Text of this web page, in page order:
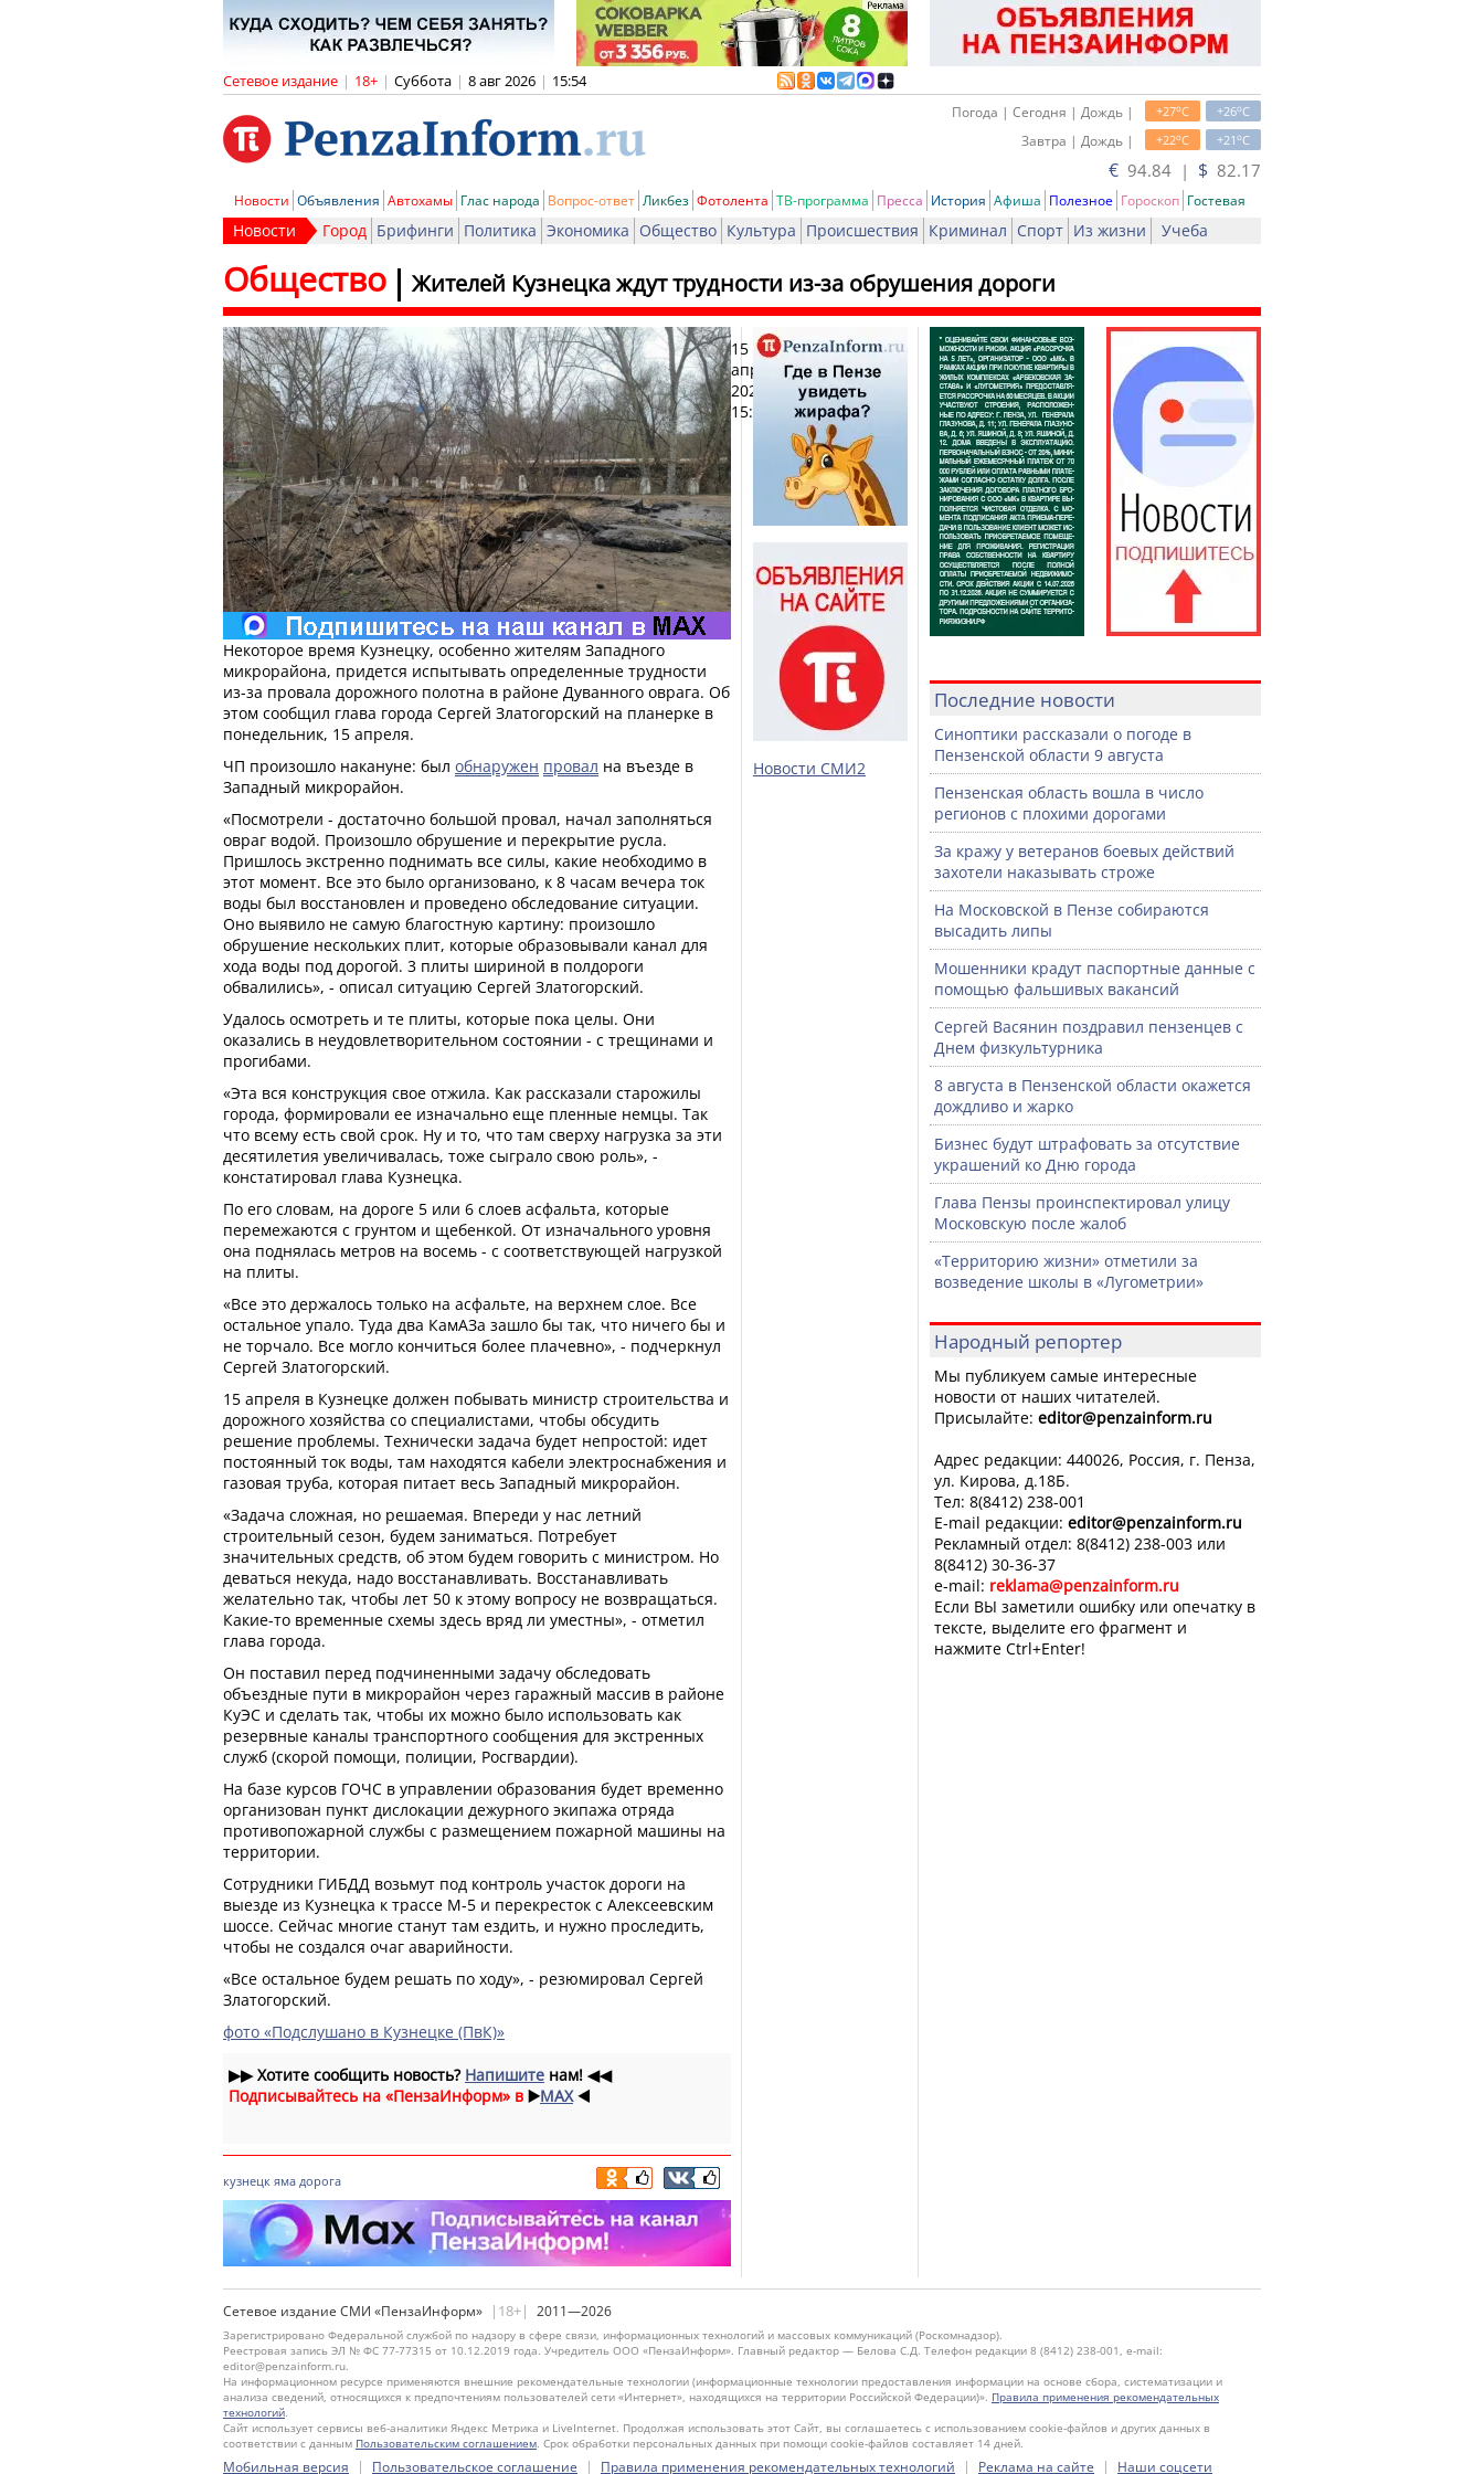
Сетевое издание | 18+ | Суббота | 8 авг 2026 | 15:54
+26oC
+27oC
Погода | Сегодня | Дождь |
+21oC
+22oC
Завтра | Дождь |
€ 94.84 | $ 82.17
Новости Объявления Автохамы Глас народа Вопрос-ответ Ликбез Фотолента ТВ-программа Пресса История Афиша Полезное Гороскоп Гостевая
Новости Город Брифинги Политика Экономика Общество Культура Происшествия Криминал Спорт Из жизни Учеба
Жителей Кузнецка ждут трудности из-за обрушения дороги
Общество
15
апреля
2024,
15:08
Печать
Некоторое время Кузнецку, особенно жителям Западного
микрорайона, придется испытывать определенные трудности
из-за провала дорожного полотна в районе Дуванного оврага. Об
этом сообщил глава города Сергей Златогорский на планерке в
понедельник, 15 апреля.
ЧП произошло накануне: был обнаружен провал на въезде в
Западный микрорайон.
«Посмотрели - достаточно большой провал, начал заполняться
овраг водой. Произошло обрушение и перекрытие русла.
Пришлось экстренно поднимать все силы, какие необходимо в
этот момент. Все это было организовано, к 8 часам вечера ток
воды был восстановлен и проведено обследование ситуации.
Оно выявило не самую благостную картину: произошло
обрушение нескольких плит, которые образовывали канал для
хода воды под дорогой. 3 плиты шириной в полдороги
обвалились», - описал ситуацию Сергей Златогорский.
Удалось осмотреть и те плиты, которые пока целы. Они
оказались в неудовлетворительном состоянии - с трещинами и
прогибами.
«Эта вся конструкция свое отжила. Как рассказали старожилы
города, формировали ее изначально еще пленные немцы. Так
что всему есть свой срок. Ну и то, что там сверху нагрузка за эти
десятилетия увеличивалась, тоже сыграло свою роль», -
констатировал глава Кузнецка.
По его словам, на дороге 5 или 6 слоев асфальта, которые
перемежаются с грунтом и щебенкой. От изначального уровня
она поднялась метров на восемь - с соответствующей нагрузкой
на плиты.
«Все это держалось только на асфальте, на верхнем слое. Все
остальное упало. Туда два КамАЗа зашло бы так, что ничего бы и
не торчало. Все могло кончиться более плачевно», - подчеркнул
Сергей Златогорский.
15 апреля в Кузнецке должен побывать министр строительства и
дорожного хозяйства со специалистами, чтобы обсудить
решение проблемы. Технически задача будет непростой: идет
постоянный ток воды, там находятся кабели электроснабжения и
газовая труба, которая питает весь Западный микрорайон.
«Задача сложная, но решаемая. Впереди у нас летний
строительный сезон, будем заниматься. Потребует
значительных средств, об этом будем говорить с министром. Но
деваться некуда, надо восстанавливать. Восстанавливать
желательно так, чтобы лет 50 к этому вопросу не возвращаться.
Какие-то временные схемы здесь вряд ли уместны», - отметил
глава города.
Он поставил перед подчиненными задачу обследовать
объездные пути в микрорайон через гаражный массив в районе
КуЭС и сделать так, чтобы их можно было использовать как
резервные каналы транспортного сообщения для экстренных
служб (скорой помощи, полиции, Росгвардии).
На базе курсов ГОЧС в управлении образования будет временно
организован пункт дислокации дежурного экипажа отряда
противопожарной службы с размещением пожарной машины на
территории.
Сотрудники ГИБДД возьмут под контроль участок дороги на
выезде из Кузнецка к трассе М-5 и перекресток с Алексеевским
шоссе. Сейчас многие станут там ездить, и нужно проследить,
чтобы не создался очаг аварийности.
«Все остальное будем решать по ходу», - резюмировал Сергей
Златогорский.
фото «Подслушано в Кузнецке (ПвК)»
▶▶Хотите сообщить новость? Напишите нам! ◀◀
Подписывайтесь на «ПензаИнформ» в ▶️MAX ◀️
кузнецк яма дорога
Новости СМИ2
Последние новости
Синоптики рассказали о погоде в
Пензенской области 9 августа
Пензенская область вошла в число
регионов с плохими дорогами
За кражу у ветеранов боевых действий
захотели наказывать строже
На Московской в Пензе собираются
высадить липы
Мошенники крадут паспортные данные с
помощью фальшивых вакансий
Сергей Васянин поздравил пензенцев с
Днем физкультурника
8 августа в Пензенской области окажется
дождливо и жарко
Бизнес будут штрафовать за отсутствие
украшений ко Дню города
Глава Пензы проинспектировал улицу
Московскую после жалоб
«Территорию жизни» отметили за
возведение школы в «Лугометрии»
Народный репортер
Мы публикуем самые интересные
новости от наших читателей.
Присылайте: editor@penzainform.ru
Адрес редакции: 440026, Россия, г. Пенза,
ул. Кирова, д.18Б.
Тел: 8(8412) 238-001
E-mail редакции: editor@penzainform.ru
Рекламный отдел: 8(8412) 238-003 или
8(8412) 30-36-37
e-mail: reklama@penzainform.ru
Если ВЫ заметили ошибку или опечатку в
тексте, выделите его фрагмент и
нажмите Ctrl+Enter!
Сетевое издание СМИ «ПензаИнформ» |18+| 2011—2026
Зарегистрировано Федеральной службой по надзору в сфере связи, информационных технологий и массовых коммуникаций (Роскомнадзор).
Реестровая запись ЭЛ № ФС 77-77315 от 10.12.2019 года. Учредитель ООО «ПензаИнформ». Главный редактор — Белова С.Д. Телефон редакции 8 (8412) 238-001, e-mail:
editor@penzainform.ru.
На информационном ресурсе применяются внешние рекомендательные технологии (информационные технологии предоставления информации на основе сбора, систематизации и
анализа сведений, относящихся к предпочтениям пользователей сети «Интернет», находящихся на территории Российской Федерации)». Правила применения рекомендательных
технологий.
Сайт использует сервисы веб-аналитики Яндекс Метрика и LiveInternet. Продолжая использовать этот Сайт, вы соглашаетесь с использованием cookie-файлов и других данных в
соответствии с данным Пользовательским соглашением. Срок обработки персональных данных при помощи cookie-файлов составляет 14 дней.
Мобильная версия | Пользовательское соглашение | Правила применения рекомендательных технологий | Реклама на сайте | Наши соцсети